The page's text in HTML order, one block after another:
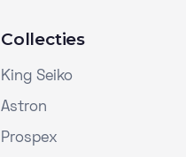
Collecties
King Seiko
Astron
Prospex